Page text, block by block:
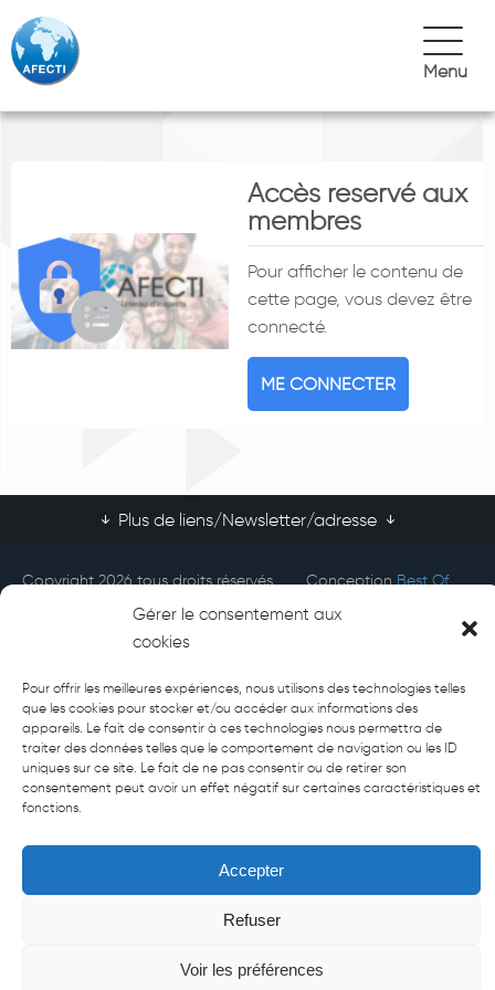
Gérer le consentement aux
cookies
Pour offrir les meilleures expériences, nous utilisons des technologies telles
que les cookies pour stocker et/ou accéder aux informations des
appareils. Le fait de consentir à ces technologies nous permettra de
traiter des données telles que le comportement de navigation ou les ID
uniques sur ce site. Le fait de ne pas consentir ou de retirer son
consentement peut avoir un effet négatif sur certaines caractéristiques et
fonctions.
Accepter
Refuser
Voir les préférences
Menu
Accès reservé aux
membres
Pour afficher le contenu de
cette page, vous devez être
connecté.
ME CONNECTER
Plus de liens/Newsletter/adresse
Copyright 2026 tous droits réservés
ConceptionBest Of
Site